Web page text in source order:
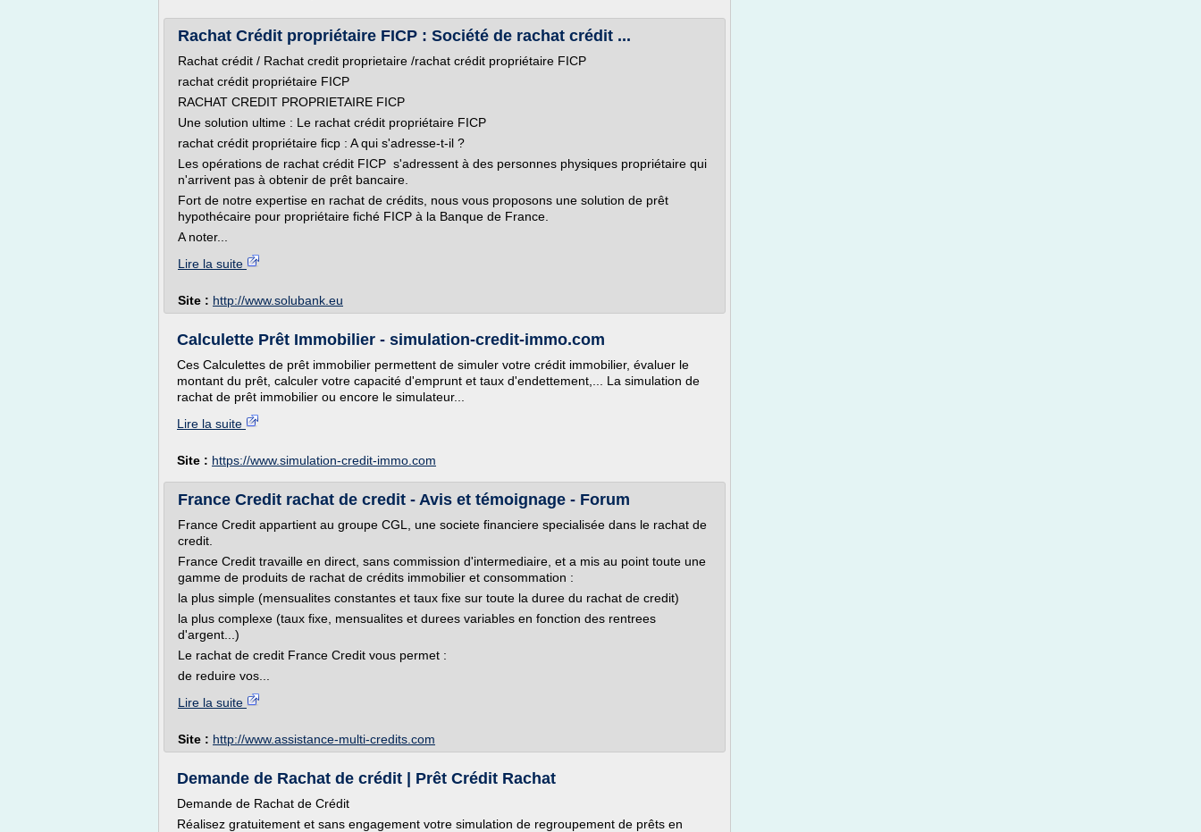
Rachat Crédit propriétaire FICP : Société de rachat crédit ...
Rachat crédit / Rachat credit proprietaire /rachat crédit propriétaire FICP
rachat crédit propriétaire FICP
RACHAT CREDIT PROPRIETAIRE FICP
Une solution ultime : Le rachat crédit propriétaire FICP
rachat crédit propriétaire ficp : A qui s'adresse-t-il ?
Les opérations de rachat crédit FICP s'adressent à des personnes physiques propriétaire qui
n'arrivent pas à obtenir de prêt bancaire.
Fort de notre expertise en rachat de crédits, nous vous proposons une solution de prêt
hypothécaire pour propriétaire fiché FICP à la Banque de France.
A noter...
Lire la suite
Site : http://www.solubank.eu
Calculette Prêt Immobilier - simulation-credit-immo.com
Ces Calculettes de prêt immobilier permettent de simuler votre crédit immobilier, évaluer le
montant du prêt, calculer votre capacité d'emprunt et taux d'endettement,... La simulation de
rachat de prêt immobilier ou encore le simulateur...
Lire la suite
Site : https://www.simulation-credit-immo.com
France Credit rachat de credit - Avis et témoignage - Forum
France Credit appartient au groupe CGL, une societe financiere specialisée dans le rachat de
credit.
France Credit travaille en direct, sans commission d'intermediaire, et a mis au point toute une
gamme de produits de rachat de crédits immobilier et consommation :
la plus simple (mensualites constantes et taux fixe sur toute la duree du rachat de credit)
la plus complexe (taux fixe, mensualites et durees variables en fonction des rentrees
d'argent...)
Le rachat de credit France Credit vous permet :
de reduire vos...
Lire la suite
Site : http://www.assistance-multi-credits.com
Demande de Rachat de crédit | Prêt Crédit Rachat
Demande de Rachat de Crédit
Réalisez gratuitement et sans engagement votre simulation de regroupement de prêts en